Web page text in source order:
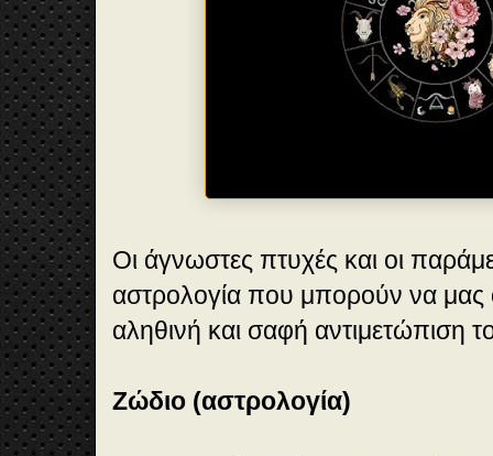
Οι άγνωστες πτυχές και οι
αστρολογία που μπορούν να μας
αληθινή και σαφή αντιμετώπιση
Ζώδιο (αστρολογία)